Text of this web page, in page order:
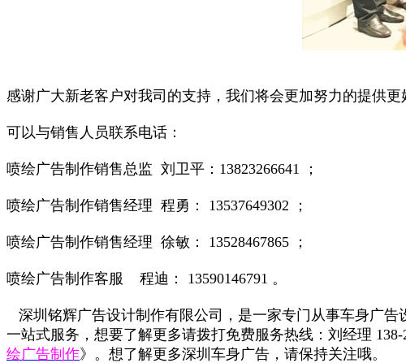
感谢广大新老客户对我司的支持，我们将会更加努力的提供
可以与销售人员联系电话：
喷绘广告制作销售总监 刘卫平：13823266641 ；
喷绘广告制作销售经理 程勇： 13537649302 ；
喷绘广告制作销售经理 徐敏： 13528467865 ；
喷绘广告制作客服 程迪： 13590146791 。
深圳铭辉广告设计制作有限公司，是一家专门从事车身广
一站式服务，想要了解更多请拨打免费服务热线：刘经理
绘广告制作》。想了解更多深圳车身广告，请保持关注哦。